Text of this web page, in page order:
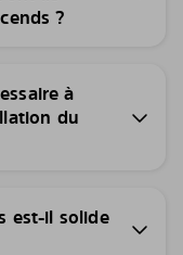
?
à
du
est-il solide